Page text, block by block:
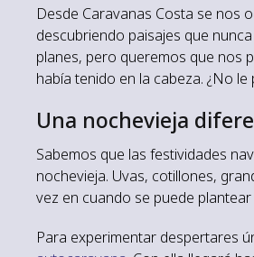
Desde Caravanas Costa se nos
descubriendo paisajes que
planes, pero queremos que nos
había tenido en la cabeza. ¿No
Una nochevieja
Sabemos que las festividades
nochevieja. Uvas, cotillones,
vez en cuando se puede
Para experimentar despertares